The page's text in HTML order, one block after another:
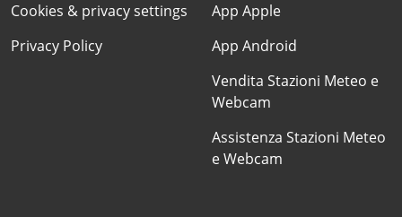
Cookies & privacy settings
Privacy Policy
App Apple
App Android
Vendita Stazioni Meteo e
Webcam
Assistenza Stazioni Meteo
e Webcam